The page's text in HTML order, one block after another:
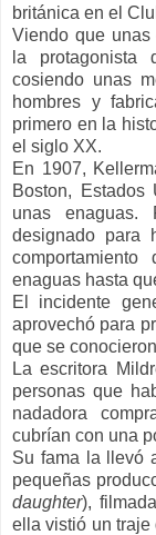
británica en el
Viendo que unas
la protagonista
cosiendo unas
hombres y
primero en la
el siglo XX.
En 1907,
Boston,
unas enaguas.
designado para
enaguas hasta
El incidente
aprovechó para
que se
La escritora
personas que
nadadora
cubrían con una
Su fama la llevó
pequeñas
daughter),
ella vistió un traje